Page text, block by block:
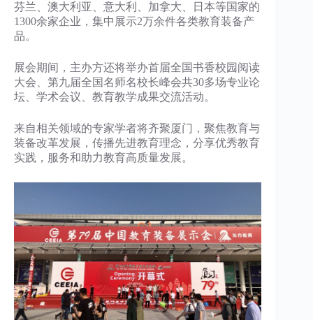
芬兰、澳大利亚、意大利、加拿大、日本等国家的
1300余家企业，集中展示2万余件各类教育装备产
品。
展会期间，主办方还将举办首届全国书香校园阅读
大会、第九届全国名师名校长峰会共30多场专业论
坛、学术会议、教育教学成果交流活动。
来自相关领域的专家学者将齐聚厦门，聚焦教育与
装备改革发展，传播先进教育理念，分享优秀教育
实践，服务和助力教育高质量发展。